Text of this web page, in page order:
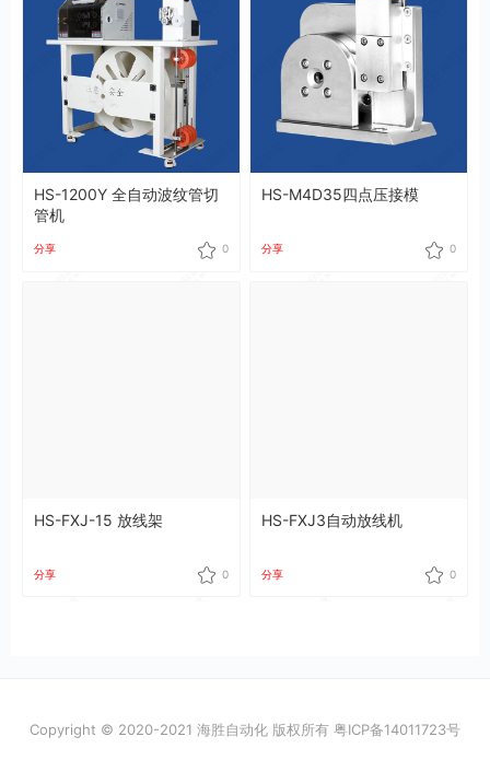
HS-1200Y 全自动波纹管切
管机
分享 0
HS-M4D35四点压接模
分享 0
HS-FXJ-15 放线架
分享 0
HS-FXJ3自动放线机
分享 0
Copyright © 2020-2021 海胜自动化 版权所有 粤ICP备14011723号